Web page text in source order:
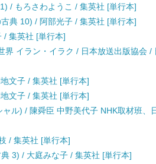
/ もろさわようこ / 集英社 [単行本]
典 10) / 阿部光子 / 集英社 [単行本]
/ 集英社 [単行本]
イラン・イラク / 日本放送出版協会 /
文子 / 集英社 [単行本]
文子 / 集英社 [単行本]
ル) / 陳舜臣 中野美代子 NHK取材班、
/ 集英社 [単行本]
3) / 大庭みな子 / 集英社 [単行本]